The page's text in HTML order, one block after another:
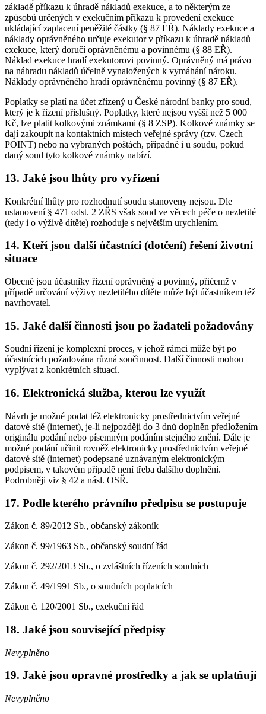
základě příkazu k úhradě nákladů exekuce, a to některým ze
způsobů určených v exekučním příkazu k provedení exekuce
ukládající zaplacení peněžité částky (§ 87 EŘ). Náklady exekuce a
náklady oprávněného určuje exekutor v příkazu k úhradě nákladů
exekuce, který doručí oprávněnému a povinnému (§ 88 EŘ).
Náklad exekuce hradí exekutorovi povinný. Oprávněný má právo
na náhradu nákladů účelně vynaložených k vymáhání nároku.
Náklady oprávněného hradí oprávněnému povinný (§ 87 EŘ).
Poplatky se platí na účet zřízený u České národní banky pro soud,
který je k řízení příslušný. Poplatky, které nejsou vyšší než 5 000
Kč, lze platit kolkovými známkami (§ 8 ZSP). Kolkové známky se
dají zakoupit na kontaktních místech veřejné správy (tzv. Czech
POINT) nebo na vybraných poštách, případně i u soudu, pokud
daný soud tyto kolkové známky nabízí.
13. Jaké jsou lhůty pro vyřízení
Konkrétní lhůty pro rozhodnutí soudu stanoveny nejsou. Dle
ustanovení § 471 odst. 2 ZŘS však soud ve věcech péče o nezletilé
(tedy i o výživě dítěte) rozhoduje s největším urychlením.
14. Kteří jsou další účastníci (dotčení) řešení životní
situace
Obecně jsou účastníky řízení oprávněný a povinný, přičemž v
případě určování výživy nezletilého dítěte může být účastníkem též
navrhovatel.
15. Jaké další činnosti jsou po žadateli požadovány
Soudní řízení je komplexní proces, v jehož rámci může být po
účastnících požadována různá součinnost. Další činnosti mohou
vyplývat z konkrétních situací.
16. Elektronická služba, kterou lze využít
Návrh je možné podat též elektronicky prostřednictvím veřejné
datové sítě (internet), je-li nejpozději do 3 dnů doplněn předložením
originálu podání nebo písemným podáním stejného znění. Dále je
možné podání učinit rovněž elektronicky prostřednictvím veřejné
datové sítě (internet) podepsané uznávaným elektronickým
podpisem, v takovém případě není třeba dalšího doplnění.
Podrobněji viz § 42 a násl. OSŘ.
17. Podle kterého právního předpisu se postupuje
Zákon č. 89/2012 Sb., občanský zákoník
Zákon č. 99/1963 Sb., občanský soudní řád
Zákon č. 292/2013 Sb., o zvláštních řízeních soudních
Zákon č. 49/1991 Sb., o soudních poplatcích
Zákon č. 120/2001 Sb., exekuční řád
18. Jaké jsou související předpisy
Nevyplněno
19. Jaké jsou opravné prostředky a jak se uplatňují
Nevyplněno